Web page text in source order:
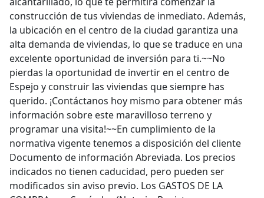
construcción de tus viviendas de inmediato. Además,
la ubicación en el centro de la ciudad garantiza una
alta demanda de viviendas, lo que se traduce en una
excelente oportunidad de inversión para ti.~~No
pierdas la oportunidad de invertir en el centro de
Espejo y construir las viviendas que siempre has
querido. ¡Contáctanos hoy mismo para obtener más
información sobre este maravilloso terreno y
programar una visita!~~En cumplimiento de la
normativa vigente tenemos a disposición del cliente
Documento de información Abreviada. Los precios
indicados no tienen caducidad, pero pueden ser
modificados sin aviso previo. Los GASTOS DE LA